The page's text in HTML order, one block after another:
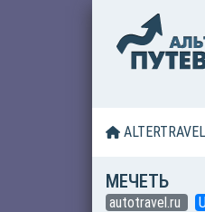
ALTERTRAVEL
МЕЧЕТЬ
autotravel.ru